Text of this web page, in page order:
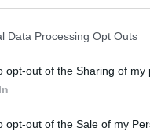
Data Processing Opt Outs
opt-out of the Sharing of my
opt-out of the Sale of my
την καλύτερη εμπειρία,
θα μας επιτρέψει να
ή η ανάκληση της
λειτουργίες και δυνατότητες.
ΔΕΝ
στόχους
καινοτόμων
των μαθητών
ως
και διοικητικής